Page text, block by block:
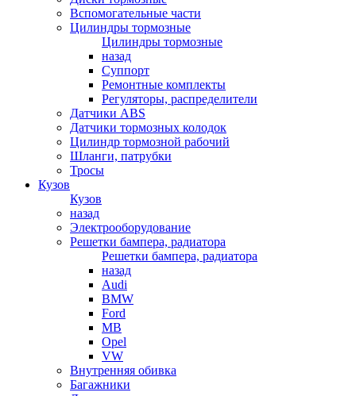
Вспомогательные части
Цилиндры тормозные
Цилиндры тормозные
назад
Суппорт
Ремонтные комплекты
Регуляторы, распределители
Датчики ABS
Датчики тормозных колодок
Цилиндр тормозной рабочий
Шланги, патрубки
Тросы
Кузов
Кузов
назад
Электрооборудование
Решетки бампера, радиатора
Решетки бампера, радиатора
назад
Audi
BMW
Ford
MB
Opel
VW
Внутренняя обивка
Багажники